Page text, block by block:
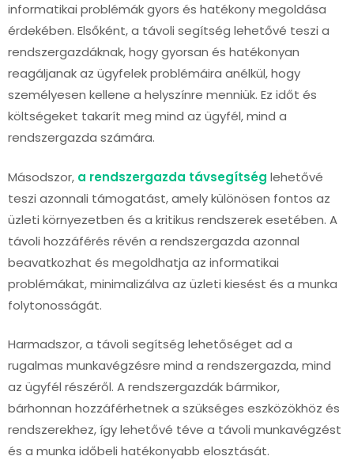
informatikai problémák gyors és hatékony megoldása
érdekében. Elsőként, a távoli segítség lehetővé teszi a
rendszergazdáknak, hogy gyorsan és hatékonyan
reagáljanak az ügyfelek problémáira anélkül, hogy
személyesen kellene a helyszínre menniük. Ez időt és
költségeket takarít meg mind az ügyfél, mind a
rendszergazda számára.
Másodszor, a rendszergazda távsegítség lehetővé
teszi azonnali támogatást, amely különösen fontos az
üzleti környezetben és a kritikus rendszerek esetében. A
távoli hozzáférés révén a rendszergazda azonnal
beavatkozhat és megoldhatja az informatikai
problémákat, minimalizálva az üzleti kiesést és a munka
folytonosságát.
Harmadszor, a távoli segítség lehetőséget ad a
rugalmas munkavégzésre mind a rendszergazda, mind
az ügyfél részéről. A rendszergazdák bármikor,
bárhonnan hozzáférhetnek a szükséges eszközökhöz és
rendszerekhez, így lehetővé téve a távoli munkavégzést
és a munka időbeli hatékonyabb elosztását.